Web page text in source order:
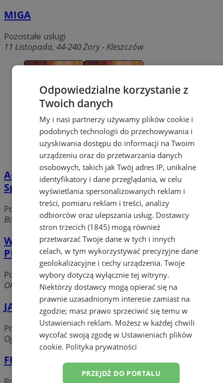
MIGA
Pozostałe usługi
11 Listopada, 44-240 Żory - Kleszczów
AGENCJA ROZWOJU PRZEDSIĘBIORCZOŚCI
Sp. z o.o.
Pozostałe usługi
Boczna, 44-240 Żory
WALDEMAR SZCZYGIEŁ EURO AMIWAL
PRZEDSIĘBIORSTWO USŁUGOWE
Pozostałe usługi
Okrężna, 44-240 Żory
JAN KADŁUBEK
Pozostałe usługi
Ogrodowa, 44-240 Żory
FHU Jola
Odpowiedzialne korzystanie z
Twoich danych
My i nasi partnerzy używamy plików cookie i
podobnych technologii do przechowywania i
uzyskiwania dostępu do informacji na Twoim
urządzeniu oraz do przetwarzania danych
osobowych, takich jak Twój adres IP, unikalne
identyfikatory i dane przeglądania, w celu
wyświetlania spersonalizowanych reklam i
treści, pomiaru reklam i treści, analizy
odbiorców oraz ulepszania usług. Dostawcy
stron trzecich (1845) mogą również
przetwarzać Twoje dane w tych i innych
celach, w tym wykorzystywać precyzyjne dane
geolokalizacyjne i cechy urządzenia. Twoje
wybory dotyczą wyłącznie tej witryny.
Niektórzy dostawcy mogą opierać się na
prawnie uzasadnionym interesie zamiast na
zgodzie; masz prawo sprzeciwić się temu w
Ustawieniach reklam. Możesz w każdej chwili
wycofać swoją zgodę w Ustawieniach plików
cookie. Polityka prywatności
PRZEJDŹ DO PORTALU